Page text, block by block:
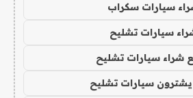
سيارات سكراب
سيارات تشليح
شراء سيارات تشليح
يشترون سيارات تشليح